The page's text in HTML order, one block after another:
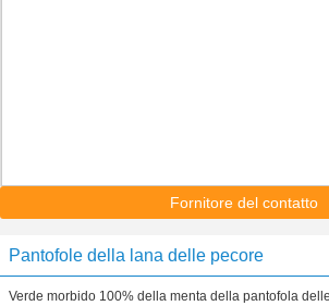
Fornitore del contatto
Pantofole della lana delle pecore
Verde morbido 100% della menta della pantofola